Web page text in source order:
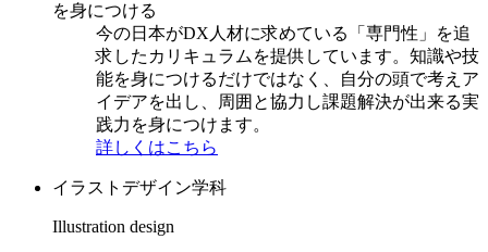
を身につける
今の日本がDX人材に求めている「専門性」を追
求したカリキュラムを提供しています。知識や技
能を身につけるだけではなく、自分の頭で考えア
イデアを出し、周囲と協力し課題解決が出来る実
践力を身につけます。
詳しくはこちら
イラストデザイン学科
Illustration design